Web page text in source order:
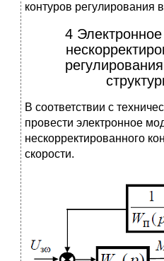
контуров регулирования
4
В соответствии с
провести электронное
нескорректированного
скорости.